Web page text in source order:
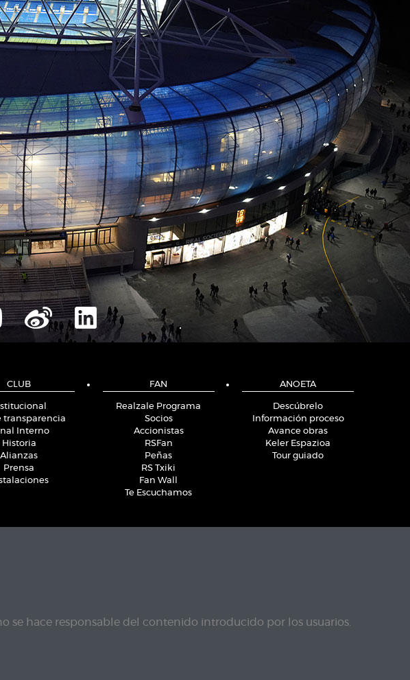
CLUB
transparencia
Interno
Historia
Alianzas
Prensa
FAN
Realzale Programa
Socios
Accionistas
RSFan
Peñas
RS Txiki
Fan Wall
Te Escuchamos
ANOETA
Descúbrelo
Información proceso
Avance obras
Keler Espazioa
Tour guiado
se hace responsable del contenido introducido por los usuarios.